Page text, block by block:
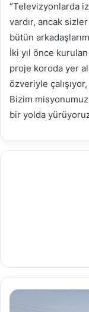
“Televizyonlarda
vardır, ancak
bütün
İki yıl önce
proje koroda yer
özveriyle
Bizim
bir yolda